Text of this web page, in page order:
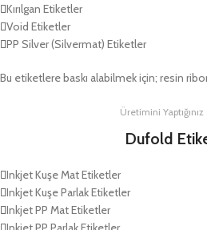
Kırılgan Etiketler
Void Etiketler
PP Silver (Silvermat) Etiketler
Bu etiketlere baskı alabilmek için; resin
Üretimini
Dufold
Inkjet Kuşe Mat Etiketler
Inkjet Kuşe Parlak Etiketler
Inkjet PP Mat Etiketler